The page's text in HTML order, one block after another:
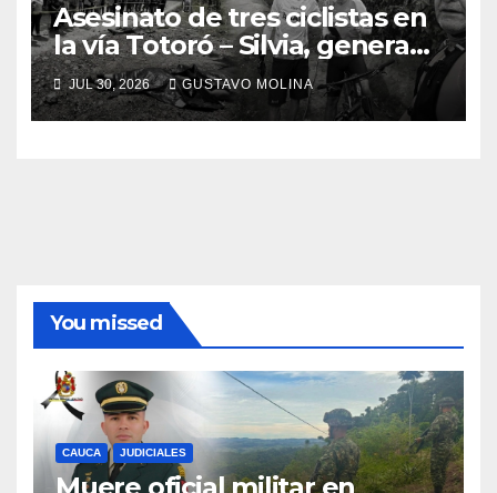
Asesinato de tres ciclistas en
la vía Totoró – Silvia, genera
consternación en el Cauca
JUL 30, 2026 GUSTAVO MOLINA
You missed
CAUCA JUDICIALES
Muere oficial militar en